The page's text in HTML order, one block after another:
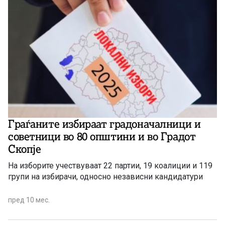
Граѓаните избираат градоначалници и
советници во 80 општини и во Градот
Скопје
На изборите учествуваат 22 партии, 19 коалиции и 119
групи на избирачи, односно независни кандидатури
пред 10 мес.